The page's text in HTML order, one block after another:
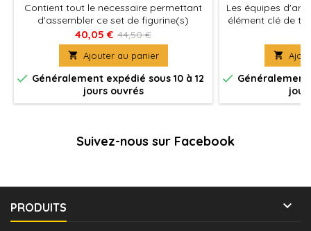
Contient tout le necessaire permettant
d'assembler ce set de figurine(s)
véhicules pour le jeu Bolt Action, produit
fournies avec leurs socles. Figurine(s)
Véhicule(s) à peindre et à assembler
40,05 € 44,50 €
 Ajouter au panier
 Généralement expédié sous 10 à 12
jours ouvrés
Les équipes
élément clé de
votre force.
d'élite, les
équipes de
les plus
adversaire de

 Généralement
Suivez-nous sur Facebook
PRODUITS 